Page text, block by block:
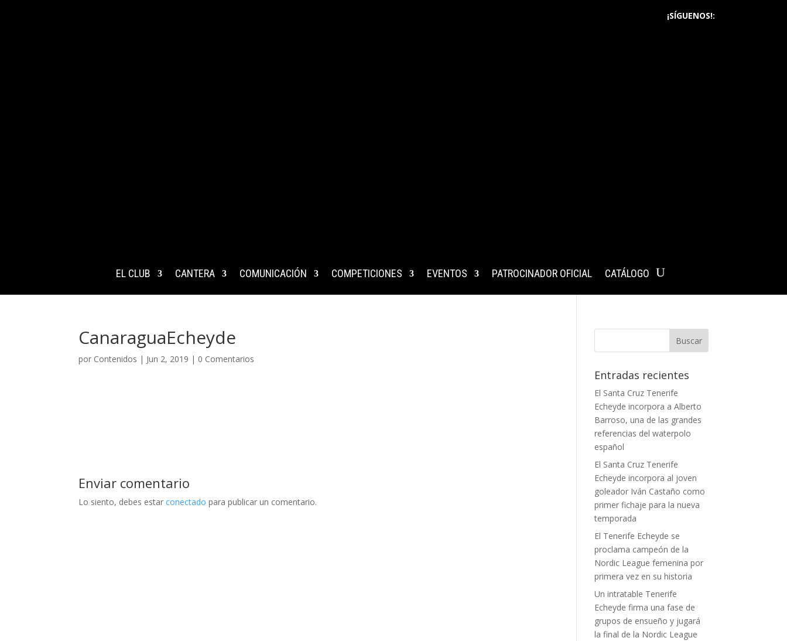
¡SÍGUENOS!:
EL CLUB CANTERA COMUNICACIÓN COMPETICIONES EVENTOS PATROCINADOR OFICIAL CATÁLOGO
CanaraguaEcheyde
por Contenidos | Jun 2, 2019 | 0 Comentarios
Enviar comentario
Lo siento, debes estarconectado para publicar un comentario.
Entradas recientes
El Santa Cruz Tenerife
Echeyde incorpora a Alberto
Barroso, una de las grandes
referencias del waterpolo
español
El Santa Cruz Tenerife
Echeyde incorpora al joven
goleador Iván Castaño como
primer fichaje para la nueva
temporada
El Tenerife Echeyde se
proclama campeón de la
Nordic League femenina por
primera vez en su historia
Un intratable Tenerife
Echeyde firma una fase de
grupos de ensueño y jugará
la final de la Nordic League